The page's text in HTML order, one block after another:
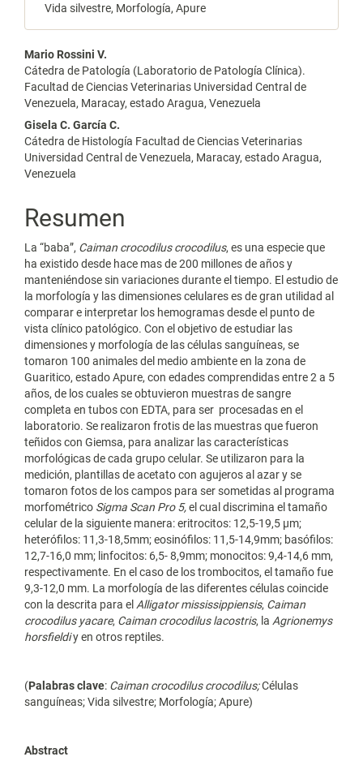
Vida silvestre, Morfología, Apure
Contenido
principal
del
artículo
Mario Rossini V.
Cátedra de Patología (Laboratorio de Patología Clínica).
Facultad de Ciencias Veterinarias Universidad Central de
Venezuela, Maracay, estado Aragua, Venezuela
Gisela C. García C.
Cátedra de Histología Facultad de Ciencias Veterinarias
Universidad Central de Venezuela, Maracay, estado Aragua,
Venezuela
Resumen
La “baba”, Caiman crocodilus crocodilus, es una especie que
ha existido desde hace mas de 200 millones de años y
manteniéndose sin variaciones durante el tiempo. El estudio de
la morfología y las dimensiones celulares es de gran utilidad al
comparar e interpretar los hemogramas desde el punto de
vista clínico patológico. Con el objetivo de estudiar las
dimensiones y morfología de las células sanguíneas, se
tomaron 100 animales del medio ambiente en la zona de
Guaritico, estado Apure, con edades comprendidas entre 2 a 5
años, de los cuales se obtuvieron muestras de sangre
completa en tubos con EDTA, para ser procesadas en el
laboratorio. Se realizaron frotis de las muestras que fueron
teñidos con Giemsa, para analizar las características
morfológicas de cada grupo celular. Se utilizaron para la
medición, plantillas de acetato con agujeros al azar y se
tomaron fotos de los campos para ser sometidas al programa
morfométrico Sigma Scan Pro 5,el cual discrimina el tamaño
celular de la siguiente manera: eritrocitos: 12,5-19,5 µm;
heterófilos: 11,3-18,5mm; eosinófilos: 11,5-14,9mm; basófilos:
12,7-16,0 mm; linfocitos: 6,5- 8,9mm; monocitos: 9,4-14,6 mm,
respectivamente. En el caso de los trombocitos, el tamaño fue
9,3-12,0 mm. La morfología de las diferentes células coincide
con la descrita para el Alligator mississippiensis, Caiman
crocodilus yacare, Caiman crocodilus lacostris, la Agrionemys
horsfieldiy en otros reptiles.
(Palabras clave: Caiman crocodilus crocodilus;Células
sanguíneas; Vida silvestre; Morfología; Apure)
Abstract